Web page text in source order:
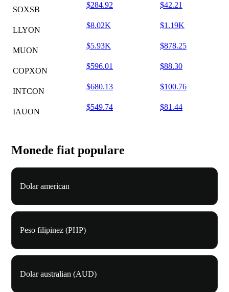
SOXSB
$284.92 $42.21
LLYON
$8.02K $1.19K
MUON
$5.93K $878.25
COPXON
$596.01 $88.30
INTCON
$680.13 $100.76
IAUON
$549.74 $81.44
Monede fiat populare
Dolar american
Peso filipinez (PHP)
Dolar australian (AUD)